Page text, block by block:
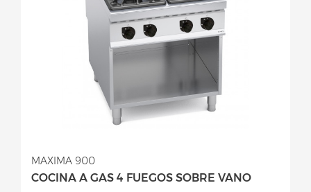
COCINA A GAS 4 FUEGOS SOBRE VANO
MAXIMA 900